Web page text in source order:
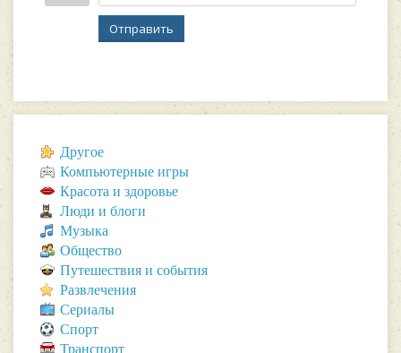
Отправить
Другое
Компьютерные игры
Красота и здоровье
Люди и блоги
Музыка
Общество
Путешествия и события
Развлечения
Сериалы
Спорт
Транспорт